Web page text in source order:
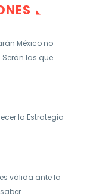
México no
las que
la Estrategia
válida ante la